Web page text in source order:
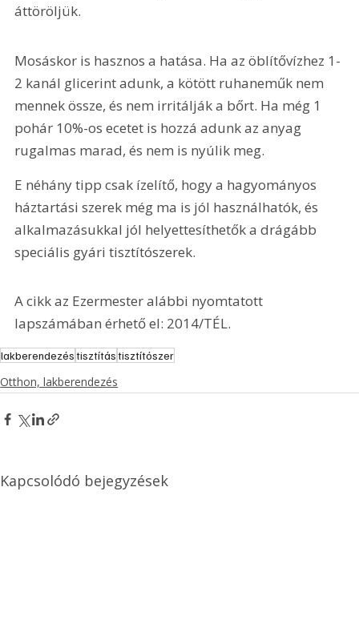
áttöröljük.
Mosáskor is hasznos a hatása. Ha az öblítővízhez 1-
2 kanál glicerint adunk, a kötött ruhaneműk nem
mennek össze, és nem irritálják a bőrt. Ha még 1
pohár 10%-os ecetet is hozzá adunk az anyag
rugalmas marad, és nem is nyúlik meg.
E néhány tipp csak ízelítő, hogy a hagyományos
háztartási szerek még ma is jól használhatók, és
alkalmazásukkal jól helyettesíthetők a drágább
speciális gyári tisztítószerek.
A cikk az Ezermester alábbi nyomtatott
lapszámában érhető el: 2014/TÉL.
lakberendezéstisztítástisztítószer
Otthon, lakberendezés
Kapcsolódó bejegyzések